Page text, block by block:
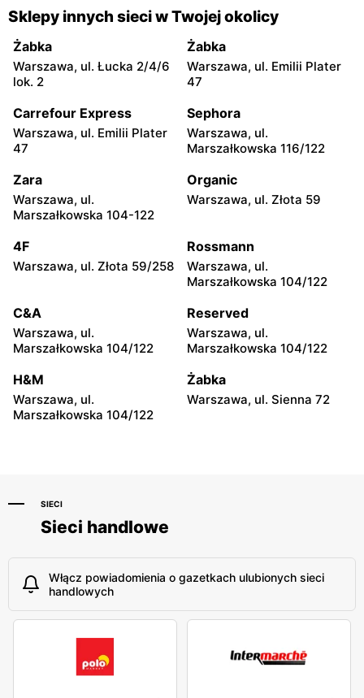
Odido
Ząbki, ul. Szwoleżerów 24
Odido
Rybie, ul. 19 Kwietnia 62
Odido
Warszawa, ul. Stanisława
Odido
Łomianki, ul. 11 Listopada
Odido
Łomianki, ul. Dolna 47
Odido
Pruszków, ul. Sadowa 2
Odido
Kobyłka, ul. Mjr. Hubala 15
Odido
Pruszków, ul. Ewy 14a
Kobyłka, ul. Nadarzyn 8
Pruszków, ul.
Emancypantek 4
Truskaw, ul. 3 Maja 64
Stanisławów Pierwszy, ul.
Graniczna 1
Łazy, ul. Łączności 20
Legionowo, ul. Zegrzyńska
27A
Sklepy innych sieci w Twojej okolicy
Żabka
Warszawa, ul. Łucka 2/4/6
lok. 2
Żabka
Warszawa, ul. Emilii Plater
47
Carrefour Express
Warszawa, ul. Emilii Plater
47
Sephora
Warszawa, ul.
Marszałkowska 116/122
Zara
Warszawa, ul.
Marszałkowska 104-122
Organic
Warszawa, ul. Złota 59
4F
Warszawa, ul. Złota 59/258
Rossmann
Warszawa, ul.
Marszałkowska 104/122
C&A
Warszawa, ul.
Marszałkowska 104/122
Reserved
Warszawa, ul.
Marszałkowska 104/122
H&M
Warszawa, ul.
Marszałkowska 104/122
Żabka
Warszawa, ul. Sienna 72
SIECI
Sieci handlowe
Włącz powiadomienia o gazetkach ulubionych sieci
handlowych